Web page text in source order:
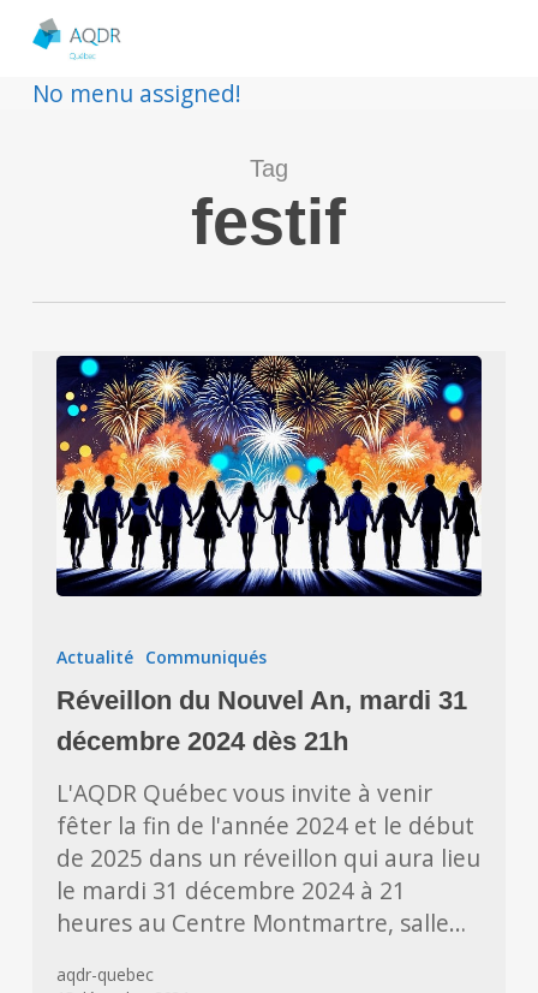
No menu assigned!
Tag
festif
du
An,
mardi
décembre
2024
dès
21h
Actualité Communiqués
Réveillon du Nouvel An, mardi 31
décembre 2024 dès 21h
L'AQDR Québec vous invite à venir
fêter la fin de l'année 2024 et le début
de 2025 dans un réveillon qui aura lieu
le mardi 31 décembre 2024 à 21
heures au Centre Montmartre, salle…
aqdr-quebec